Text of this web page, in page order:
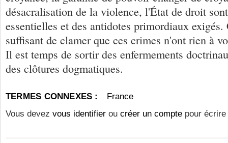
désacralisation de la violence, l'État de droit
essentielles et des antidotes primordiaux exigés.
suffisant de clamer que ces crimes n'ont rien à
Il est temps de sortir des enfermements
des clôtures dogmatiques.
TERMES CONNEXES :
France
Vous devez vous identifier ou créer un compte pour